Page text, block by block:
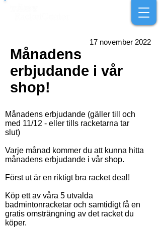
17 november 2022
Månadens
erbjudande i vår
shop!
Månadens erbjudande (gäller till och
med 11/12 - eller tills racketarna tar
slut)
Varje månad kommer du att kunna hitta
månadens erbjudande i vår shop.
Först ut är en riktigt bra racket deal!
Köp ett av våra 5 utvalda
badmintonracketar och samtidigt få en
gratis omsträngning av det racket du
köper.